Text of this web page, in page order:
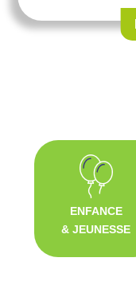
ENFANCE
& JEUNESSE